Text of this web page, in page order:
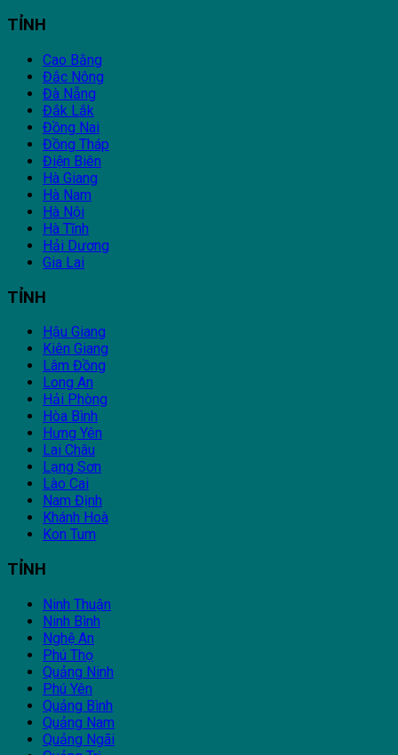
TỈNH
Cao Bằng
Đắc Nông
Đà Nẵng
Đắk Lắk
Đồng Nai
Đồng Tháp
Điện Biên
Hà Giang
Hà Nam
Hà Nội
Hà Tĩnh
Hải Dương
Gia Lai
TỈNH
Hậu Giang
Kiên Giang
Lâm Đồng
Long An
Hải Phòng
Hòa Bình
Hưng Yên
Lai Châu
Lạng Sơn
Lào Cai
Nam Định
Khánh Hoà
Kon Tum
TỈNH
Ninh Thuận
Ninh Bình
Nghệ An
Phú Thọ
Quảng Ninh
Phú Yên
Quảng Bình
Quảng Nam
Quảng Ngãi